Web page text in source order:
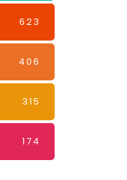
623
406
315
174